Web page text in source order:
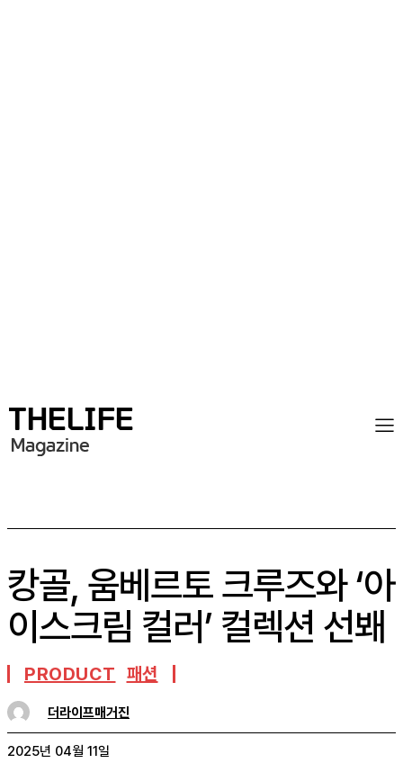
캉골, 움베르토 크루즈와 ‘아
이스크림 컬러’ 컬렉션 선봬
PRODUCT 패션
더라이프매거진
2025년 04월 11일